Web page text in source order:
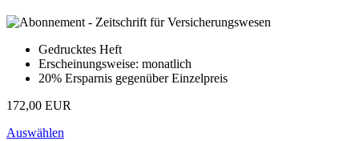
Gedrucktes Heft
Erscheinungsweise: monatlich
20% Ersparnis gegenüber Einzelpreis
172,00 EUR
Auswählen